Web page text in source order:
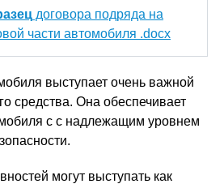
договора подряда на
части автомобиля .docx
выступает очень важной
средства. Она обеспечивает
с с надлежащим уровнем
могут выступать как